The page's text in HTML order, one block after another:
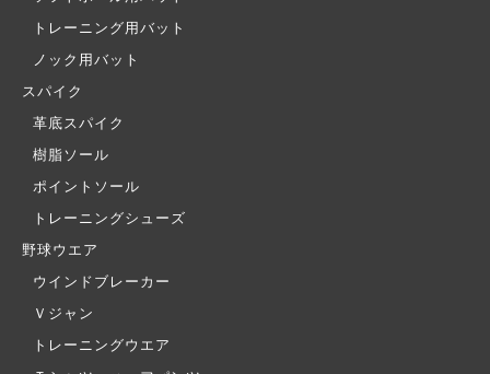
トレーニング用バット
ノック用バット
スパイク
革底スパイク
樹脂ソール
ポイントソール
トレーニングシューズ
野球ウエア
ウインドブレーカー
Ｖジャン
トレーニングウエア